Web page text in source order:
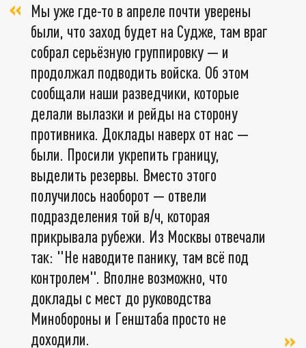
Мы уже где-то в апреле почти уверены
были, что заход будет на Судже, там враг
собрал серьёзную группировку — и
продолжал подводить войска. Об этом
сообщали наши разведчики, которые
делали вылазки и рейды на сторону
противника. Доклады наверх от нас —
были. Просили укрепить границу,
выделить резервы. Вместо этого
получилось наоборот — отвели
подразделения той в/ч, которая
прикрывала рубежи. Из Москвы отвечали
так: "Не наводите панику, там всё под
контролем". Вполне возможно, что
доклады с мест до руководства
Минобороны и Генштаба просто не
доходили.